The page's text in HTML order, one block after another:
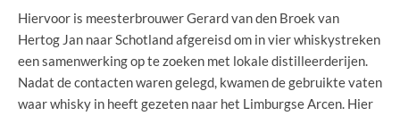
Hiervoor is meesterbrouwer Gerard van den Broek van
Hertog Jan naar Schotland afgereisd om in vier whiskystreken
een samenwerking op te zoeken met lokale distilleerderijen.
Nadat de contacten waren gelegd, kwamen de gebruikte vaten
waar whisky in heeft gezeten naar het Limburgse Arcen. Hier